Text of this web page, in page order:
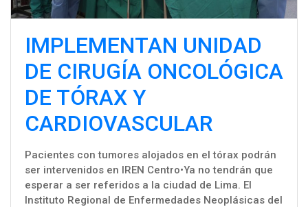
IMPLEMENTAN UNIDAD
DE CIRUGÍA ONCOLÓGICA
DE TÓRAX Y
CARDIOVASCULAR
Pacientes con tumores alojados en el tórax podrán
ser intervenidos en IREN Centro•Ya no tendrán que
esperar a ser referidos a la ciudad de Lima. El
Instituto Regional de Enfermedades Neoplásicas del